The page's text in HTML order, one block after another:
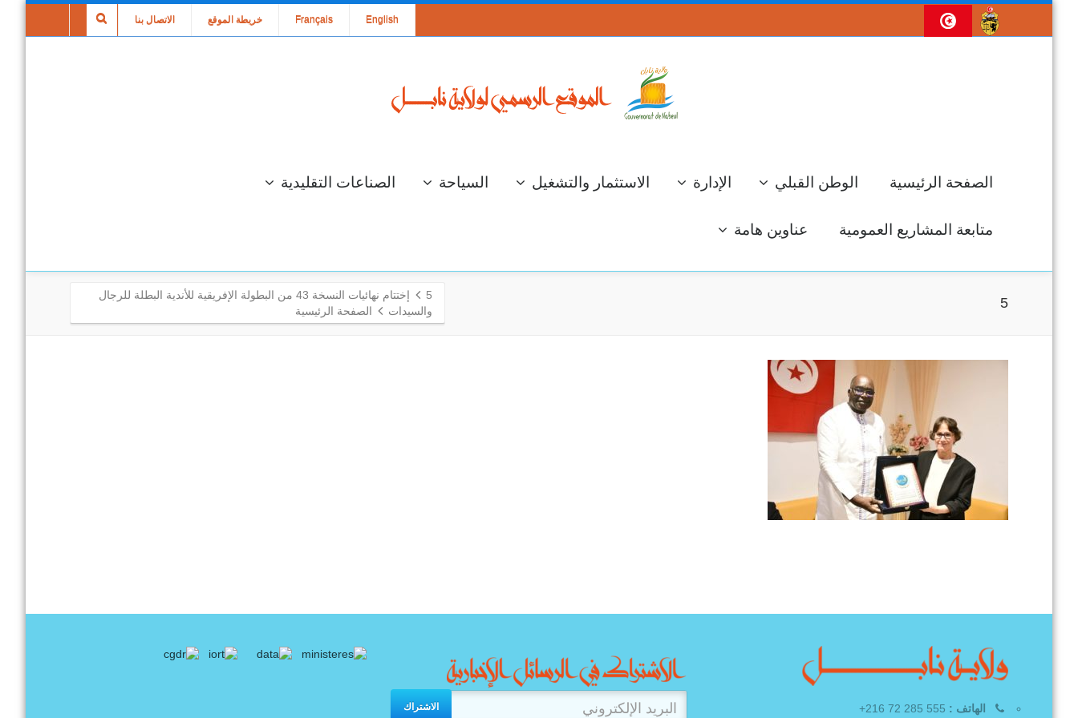
الاتصال بنا خريطة الموقع Français English
الصفحة الرئيسية الوطن القبلي الإدارة الاستثمار والتشغيل السياحة الصناعات التقليدية
متابعة المشاريع العمومية عناوين هامة
5
5
إختتام نهائيات النسخة 43 من البطولة الإفريقية للأندية البطلة للرجال
والسيدات
الصفحة الرئيسية
الاشتراك الهاتف :